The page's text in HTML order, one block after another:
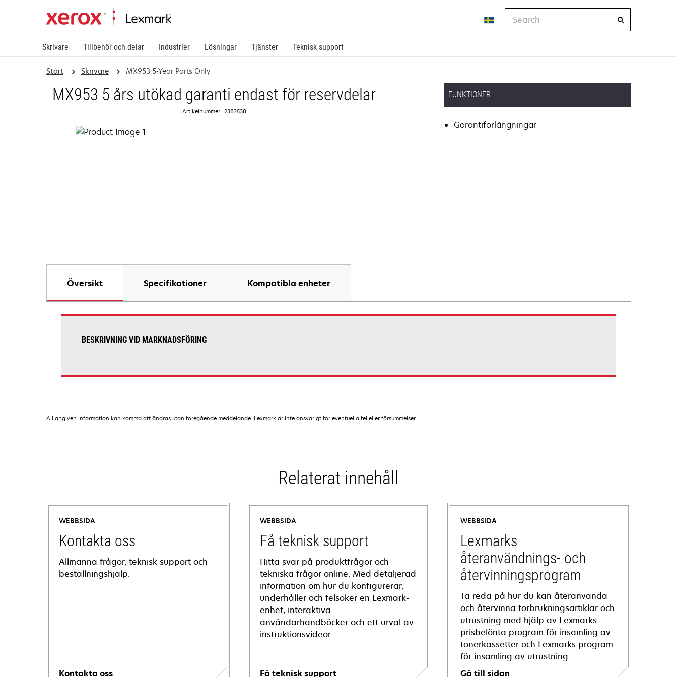
Skrivare Tillbehör och delar Industrier Lösningar Tjänster Teknisk support
Start Skrivare MX953 5-Year Parts Only
MX953 5 års utökad garanti endast för reservdelar
Artikelnummer.: 2382538
FUNKTIONER
Garantiförlängningar
Översikt Specifikationer Kompatibla enheter
BESKRIVNING VID MARKNADSFÖRING
All angiven information kan komma att ändras utan föregående meddelande. Lexmark är inte ansvarigt för eventuella fel eller försummelser.
Relaterat innehåll
WEBBSIDA
Kontakta oss
Allmänna frågor, teknisk support och
beställningshjälp.
Kontakta oss
WEBBSIDA
Få teknisk support
Hitta svar på produktfrågor och
tekniska frågor online. Med detaljerad
information om hur du konfigurerar,
underhåller och felsöker en Lexmark-
enhet, interaktiva
användarhandböcker och ett urval av
instruktionsvideor.
Få teknisk support
WEBBSIDA
Lexmarks
återanvändnings- och
återvinningsprogram
Ta reda på hur du kan återanvända
och återvinna förbrukningsartiklar och
utrustning med hjälp av Lexmarks
prisbelönta program för insamling av
tonerkassetter och Lexmarks program
för insamling av utrustning.
Gå till sidan